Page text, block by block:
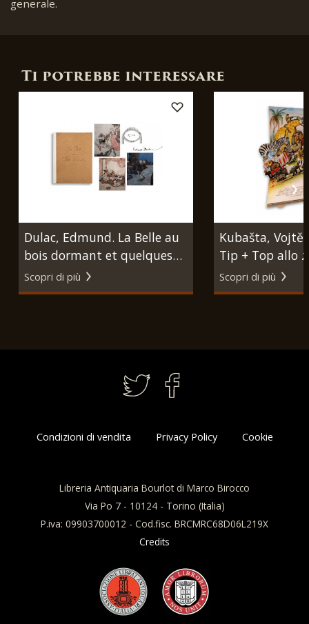
generale.
Ti potrebbe interessare
Dulac, Edmund. La Belle au
bois dormant et quelques
autres contes de jadis.
Parigi, L'Edition d'Art H.
Scopri di più
Kubašta,
Tip + Top allo
Artia (per
Industrie
Scopri di più
Condizioni di vendita Privacy Policy Cookie
Libreria Antiquaria Bourlot di Marco Birocco
Via Po 7 - 10124 - Torino (Italia)
P.iva: 09903700012 - Cod.fisc. BRCMRC68D06L219X
Credits
migliorare la tua esperienza di
navigazione e raccogliere dati a
Per saperne di più